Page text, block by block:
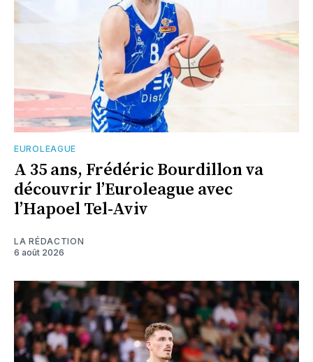
EUROLEAGUE
A 35 ans, Frédéric Bourdillon va
découvrir l’Euroleague avec
l’Hapoel Tel-Aviv
LA RÉDACTION
6 août 2026